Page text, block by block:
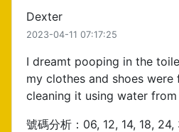
Dexter
2023-04-11 07:17:25
I dreamt pooping in the
my clothes and shoes
cleaning it using water
號碼分析：06, 12, 14, 18,